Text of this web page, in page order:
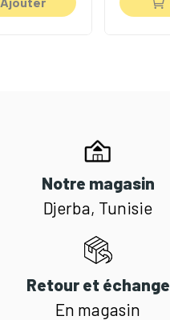
Notre magasin
Djerba, Tunisie
Retour et échange
En magasin